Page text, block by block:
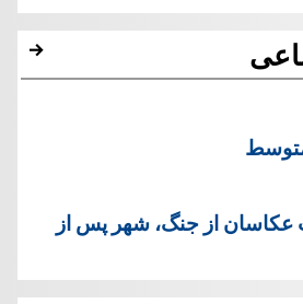
عکاسان از جنگ، شهر پس از